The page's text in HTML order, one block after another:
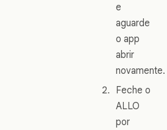
e
aguarde
o app
abrir
novamente.
Feche o
ALLO
por